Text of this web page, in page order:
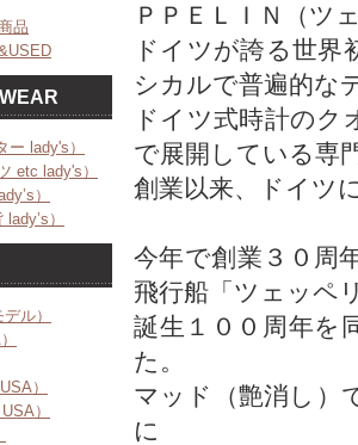
品
ー lady's）
etc lady's）
）
）
ル）
）
）
ＰＰＥＬＩＮ（ツ
ドイツが誇る世
シカルで普遍的な
ドイツ式時計の
で展開している専
創業以来、ドイツ
今年で創業３０周
飛行船「ツェッペ
誕生１００周年を
た。
マッド（艶消し）
に